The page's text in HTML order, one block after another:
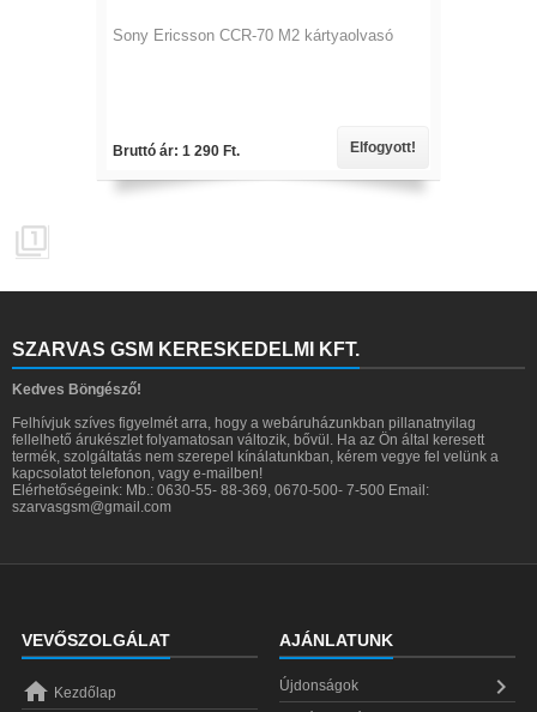
Sony Ericsson CCR-70 M2 kártyaolvasó
Bruttó ár: 1 290 Ft. Elfogyott!

SZARVAS GSM KERESKEDELMI KFT.
Kedves Böngésző!
Felhívjuk szíves figyelmét arra, hogy a webáruházunkban pillanatnyilag
fellelhető árukészlet folyamatosan változik, bővül. Ha az Ön által keresett
termék, szolgáltatás nem szerepel kínálatunkban, kérem vegye fel velünk a
kapcsolatot telefonon, vagy e-mailben!
Elérhetőségeink: Mb.: 0630-55- 88-369, 0670-500- 7-500 Email:
szarvasgsm@gmail.com
VEVŐSZOLGÁLAT
 Kezdőlap
AJÁNLATUNK
Újdonságok 